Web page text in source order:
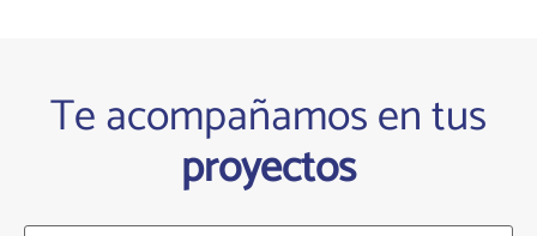
Te acompañamos en tus
proyectos